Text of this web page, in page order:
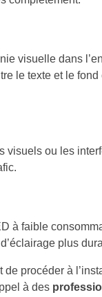
visuelle dans
le texte et le
visuels ou les
à faible
plus
de procéder à
à des